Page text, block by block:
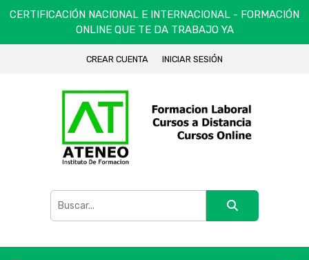
CERTIFICACIÓN NACIONAL E INTERNACIONAL - FORMACIÓN
ONLINE QUE TE DA TRABAJO YA
CREAR CUENTA INICIAR SESIÓN